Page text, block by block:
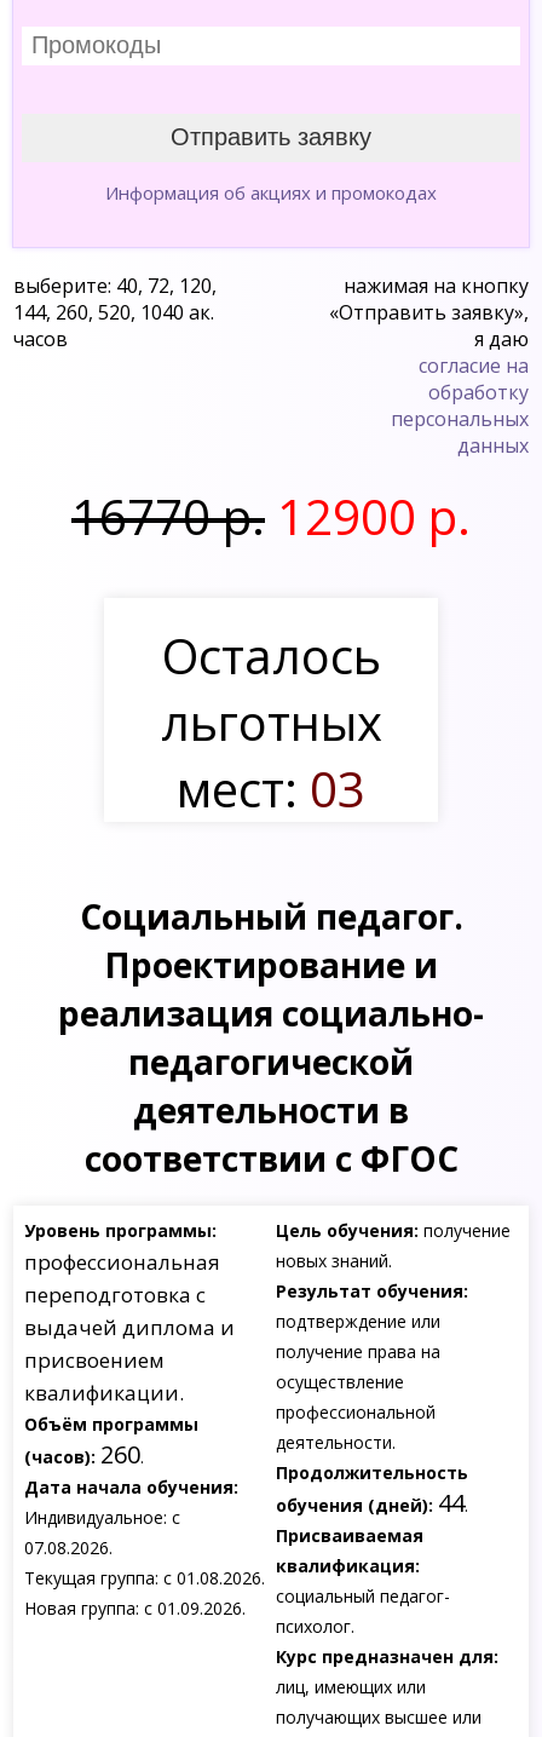
Информация об акциях и промокодах
выберите: 40, 72, 120,
144, 260, 520, 1040 ак.
часов
нажимая на кнопку
«Отправить заявку»,
я даю
согласие на
обработку
персональных
данных
16770 р. 12900 р.
Осталось
льготных
мест: 03
Социальный педагог.
Проектирование и
реализация социально-
педагогической
деятельности в
соответствии с ФГОС
Уровень программы:
профессиональная
переподготовка с
выдачей диплома и
присвоением
квалификации.
Объём программы
(часов): 260.
Дата начала обучения:
Индивидуальное: с
07.08.2026.
Текущая группа: с 01.08.2026.
Новая группа: с 01.09.2026.
Цель обучения: получение
новых знаний.
Результат обучения:
подтверждение или
получение права на
осуществление
профессиональной
деятельности.
Продолжительность
обучения (дней): 44.
Присваиваемая
квалификация:
социальный педагог-
психолог.
Курс предназначен для:
лиц, имеющих или
получающих высшее или